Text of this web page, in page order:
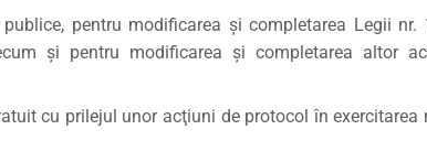
pentru modificarea şi completarea Legii nr.
şi pentru modificarea şi completarea altor
cu prilejul unor acţiuni de protocol în exercitarea